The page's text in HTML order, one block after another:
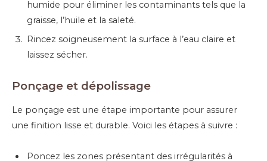
humide pour éliminer les contaminants tels que la
graisse, l’huile et la saleté.
Rincez soigneusement la surface à l’eau claire et
laissez sécher.
Ponçage et dépolissage
Le ponçage est une étape importante pour assurer
une finition lisse et durable. Voici les étapes à suivre :
Poncez les zones présentant des irrégularités à